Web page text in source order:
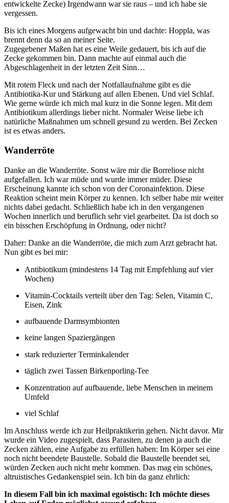
entwickelte Zecke) Irgendwann war sie raus – und ich habe sie
vergessen.
Bis ich eines Morgens aufgewacht bin und dachte: Hoppla, was
brennt denn da so an meiner Seite.
Zugegebener Maßen hat es eine Weile gedauert, bis ich auf die
Zecke gekommen bin. Dann machte auf einmal auch die
Abgeschlagenheit in der letzten Zeit Sinn…
Mit rotem Fleck und nach der Notfallaufnahme gibt es die
Antibiotika-Kur und Stärkung auf allen Ebenen. Und viel Schlaf.
Wie gerne würde ich mich mal kurz in die Sonne legen. Mit dem
Antibiotikum allerdings lieber nicht. Normaler Weise liebe ich
natürliche Maßnahmen um schnell gesund zu werden. Bei Zecken
ist es etwas anders.
Wanderröte
Danke an die Wanderröte. Sonst wäre mir die Borreliose nicht
aufgefallen. Ich war müde und wurde immer müder. Diese
Erscheinung kannte ich schon von der Coronainfektion. Diese
Reaktion scheint mein Körper zu kennen. Ich selber habe mir weiter
nichts dabei gedacht. Schließlich habe ich in den vergangenen
Wochen innerlich und beruflich sehr viel gearbeitet. Da ist doch so
ein bisschen Erschöpfung in Ordnung, oder nicht?
Daher: Danke an die Wanderröte, die mich zum Arzt gebracht hat.
Nun gibt es bei mir:
Antibiotikum (mindestens 14 Tag mit Empfehlung auf vier
Wochen)
Vitamin-Cocktails verteilt über den Tag: Selen, Vitamin C,
Eisen, Zink
aufbauende Darmsymbionten
keine langen Spaziergängen
stark reduzierter Terminkalender
täglich zwei Tassen Birkenporling-Tee
Konzentration auf aufbauende, liebe Menschen in meinem
Umfeld
viel Schlaf
Im Anschluss werde ich zur Heilpraktikerin gehen. Nicht davor. Mir
wurde ein Video zugespielt, dass Parasiten, zu denen ja auch die
Zecken zählen, eine Aufgabe zu erfüllen haben: Im Körper sei eine
noch nicht beendete Baustelle. Sobald die Baustelle beendet sei,
würden Zecken auch nicht mehr kommen. Das mag ein schönes,
altruistisches Gedankenspiel sein. Ich bin da ganz ehrlich:
In diesem Fall bin ich maximal egoistisch: Ich möchte dieses